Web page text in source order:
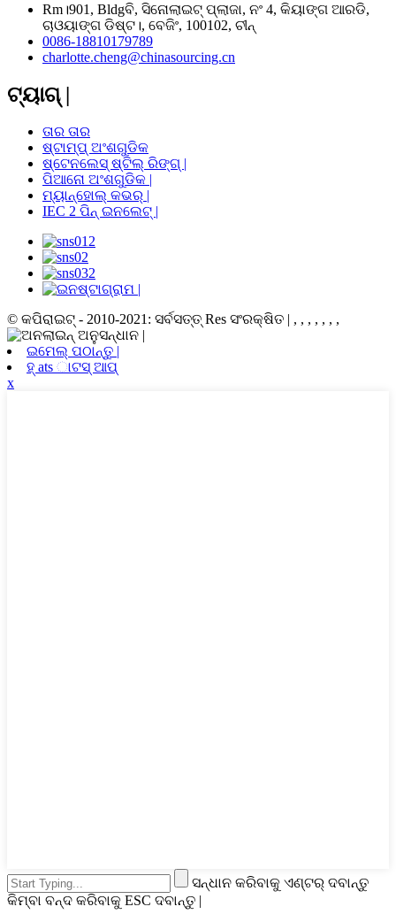
Rm।901, Bldgବି, ସିନୋଲାଇଟ୍ ପ୍ଲାଜା, ନଂ 4, କିୟାଙ୍ଗ ଆରଡି,
ଚାଓୟାଙ୍ଗ ଡିଷ୍ଟ।, ବେଜିଂ, 100102, ଚୀନ୍
0086-18810179789
charlotte.cheng@chinasourcing.cn
ଟ୍ୟାଗ୍ |
ତାର ତାର
ଷ୍ଟାମ୍ପ୍ ଅଂଶଗୁଡିକ
ଷ୍ଟେନଲେସ୍ ଷ୍ଟିଲ୍ ରିଙ୍ଗ୍ |
ପିଆନୋ ଅଂଶଗୁଡିକ |
ମ୍ୟାନ୍ହୋଲ୍ କଭର୍ |
IEC 2 ପିନ୍ ଇନଲେଟ୍ |
© କପିରାଇଟ୍ - 2010-2021: ସର୍ବସତ୍ତ୍ Res ସଂରକ୍ଷିତ | , , , , , , ,
ଇମେଲ୍ ପଠାନ୍ତୁ |
ହ୍ ats ାଟସ୍ ଆପ୍
x
ସନ୍ଧାନ କରିବାକୁ ଏଣ୍ଟର୍ ଦବାନ୍ତୁ
କିମ୍ବା ବନ୍ଦ କରିବାକୁ ESC ଦବାନ୍ତୁ |